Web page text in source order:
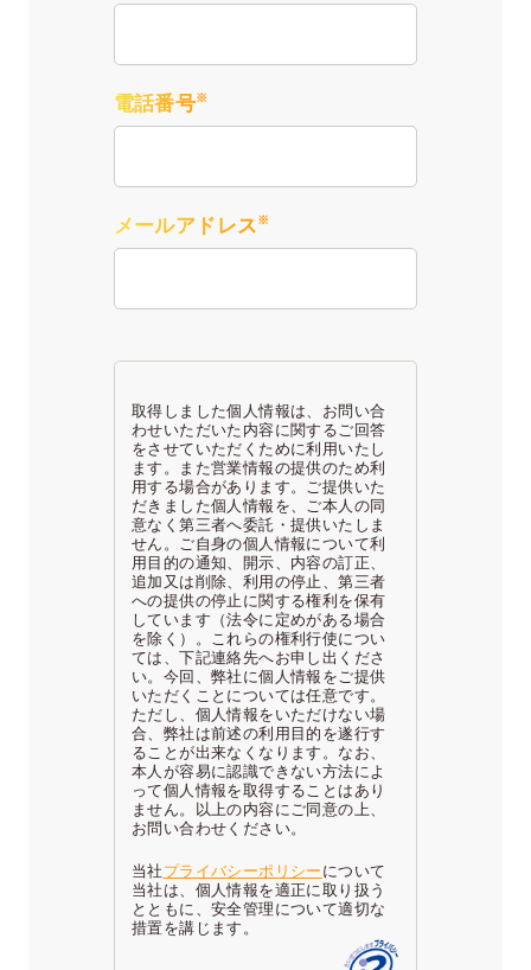
電話番号※
メールアドレス※
取得しました個人情報は、お問い合
わせいただいた内容に関するご回答
をさせていただくために利用いたし
ます。また営業情報の提供のため利
用する場合があります。ご提供いた
だきました個人情報を、ご本人の同
意なく第三者へ委託・提供いたしま
せん。ご自身の個人情報について利
用目的の通知、開示、内容の訂正、
追加又は削除、利用の停止、第三者
への提供の停止に関する権利を保有
しています（法令に定めがある場合
を除く）。これらの権利行使につい
ては、下記連絡先へお申し出くださ
い。今回、弊社に個人情報をご提供
いただくことについては任意です。
ただし、個人情報をいただけない場
合、弊社は前述の利用目的を遂行す
ることが出来なくなります。なお、
本人が容易に認識できない方法によ
って個人情報を取得することはあり
ません。以上の内容にご同意の上、
お問い合わせください。
当社 プライバシーポリシー について
当社は、個人情報を適正に取り扱う
とともに、安全管理について適切な
措置を講じます。